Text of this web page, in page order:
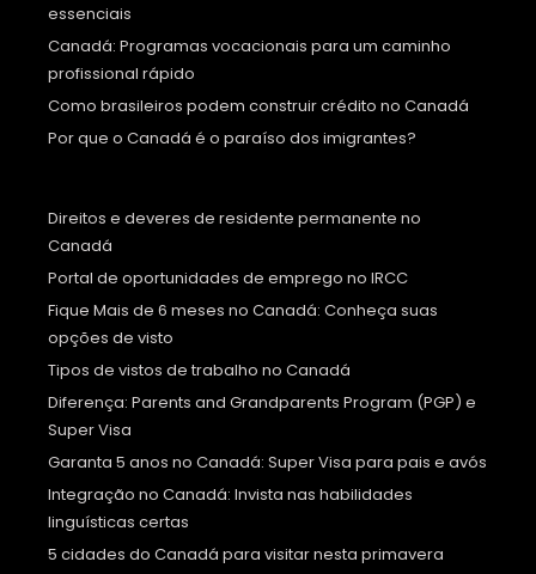
essenciais
Canadá: Programas vocacionais para um caminho
profissional rápido
Como brasileiros podem construir crédito no Canadá
Por que o Canadá é o paraíso dos imigrantes?
Direitos e deveres de residente permanente no
Canadá
Portal de oportunidades de emprego no IRCC
Fique Mais de 6 meses no Canadá: Conheça suas
opções de visto
Tipos de vistos de trabalho no Canadá
Diferença: Parents and Grandparents Program (PGP) e
Super Visa
Garanta 5 anos no Canadá: Super Visa para pais e avós
Integração no Canadá: Invista nas habilidades
linguísticas certas
5 cidades do Canadá para visitar nesta primavera